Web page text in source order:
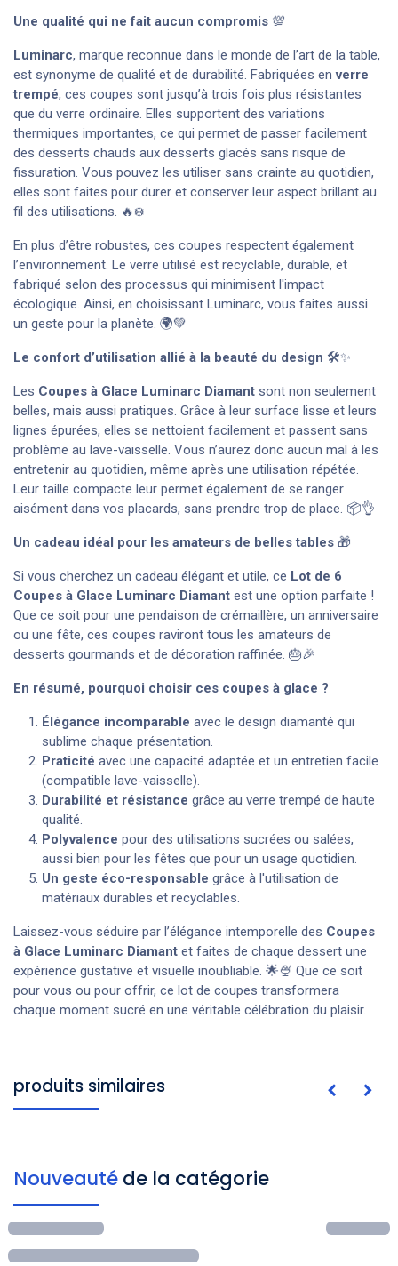
Une qualité qui ne fait aucun compromis 💯
Luminarc, marque reconnue dans le monde de l’art de la table,
est synonyme de qualité et de durabilité. Fabriquées enverre
trempé, ces coupes sont jusqu’à trois fois plus résistantes
que du verre ordinaire. Elles supportent des variations
thermiques importantes, ce qui permet de passer facilement
des desserts chauds aux desserts glacés sans risque de
fissuration. Vous pouvez les utiliser sans crainte au quotidien,
elles sont faites pour durer et conserver leur aspect brillant au
fil des utilisations. 🔥❄️
En plus d’être robustes, ces coupes respectent également
l’environnement. Le verre utilisé est recyclable, durable, et
fabriqué selon des processus qui minimisent l'impact
écologique. Ainsi, en choisissant Luminarc, vous faites aussi
un geste pour la planète. 🌍💚
Le confort d’utilisation allié à la beauté du design 🛠️✨
Les Coupes à Glace Luminarc Diamant sont non seulement
belles, mais aussi pratiques. Grâce à leur surface lisse et leurs
lignes épurées, elles se nettoient facilement et passent sans
problème au lave-vaisselle. Vous n’aurez donc aucun mal à les
entretenir au quotidien, même après une utilisation répétée.
Leur taille compacte leur permet également de se ranger
aisément dans vos placards, sans prendre trop de place. 📦👌
Un cadeau idéal pour les amateurs de belles tables 🎁
Si vous cherchez un cadeau élégant et utile, ce Lot de 6
Coupes à Glace Luminarc Diamant est une option parfaite !
Que ce soit pour une pendaison de crémaillère, un anniversaire
ou une fête, ces coupes raviront tous les amateurs de
desserts gourmands et de décoration raffinée. 🎂🎉
En résumé, pourquoi choisir ces coupes à glace ?
Élégance incomparable avec le design diamanté qui
sublime chaque présentation.
Praticité avec une capacité adaptée et un entretien facile
(compatible lave-vaisselle).
Durabilité et résistance grâce au verre trempé de haute
qualité.
Polyvalence pour des utilisations sucrées ou salées,
aussi bien pour les fêtes que pour un usage quotidien.
Un geste éco-responsable grâce à l'utilisation de
matériaux durables et recyclables.
Laissez-vous séduire par l’élégance intemporelle des Coupes
à Glace Luminarc Diamant et faites de chaque dessert une
expérience gustative et visuelle inoubliable. 🌟🍨 Que ce soit
pour vous ou pour offrir, ce lot de coupes transformera
chaque moment sucré en une véritable célébration du plaisir.
produits similaires
Nouveauté de la catégorie